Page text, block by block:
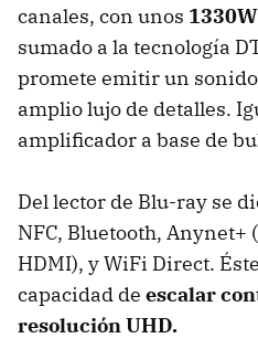
canales, con unos
sumado a la tecnología
promete emitir un
amplio lujo de detalles.
amplificador a base de
Del lector de Blu-ray se
NFC, Bluetooth, Anynet+
HDMI), y WiFi Direct.
capacidad de escalar
resolución UHD.